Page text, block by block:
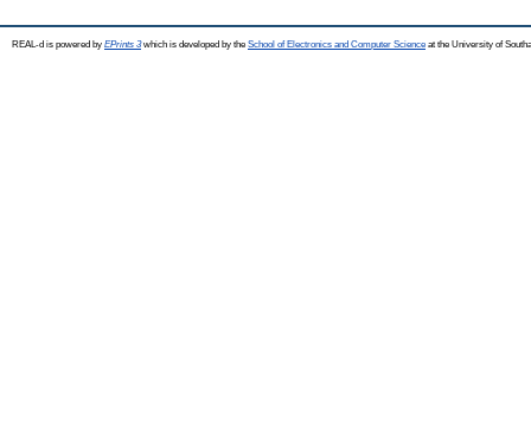
REAL-d is powered by EPrints 3which is developed by the School of Electronics and Computer Science at the University of